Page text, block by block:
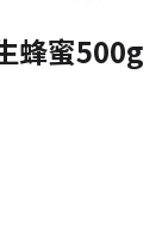
蜂蜜500g